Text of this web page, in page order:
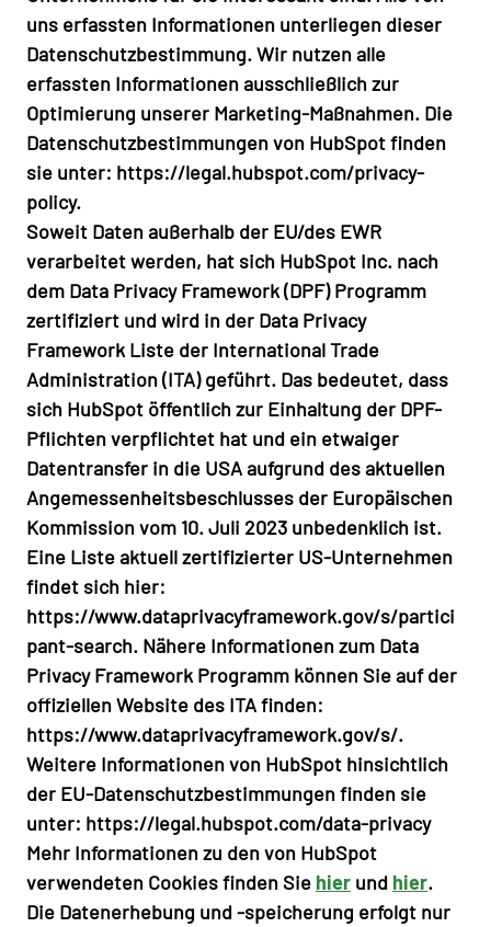
uns erfassten Informationen unterliegen dieser
Datenschutzbestimmung. Wir nutzen alle
erfassten Informationen ausschließlich zur
Optimierung unserer Marketing-Maßnahmen. Die
Datenschutzbestimmungen von HubSpot finden
sie unter: https://legal.hubspot.com/privacy-
policy.
Soweit Daten außerhalb der EU/des EWR
verarbeitet werden, hat sich HubSpot Inc. nach
dem Data Privacy Framework (DPF) Programm
zertifiziert und wird in der Data Privacy
Framework Liste der International Trade
Administration (ITA) geführt. Das bedeutet, dass
sich HubSpot öffentlich zur Einhaltung der DPF-
Pflichten verpflichtet hat und ein etwaiger
Datentransfer in die USA aufgrund des aktuellen
Angemessenheitsbeschlusses der Europäischen
Kommission vom 10. Juli 2023 unbedenklich ist.
Eine Liste aktuell zertifizierter US-Unternehmen
findet sich hier:
https://www.dataprivacyframework.gov/s/partici
pant-search. Nähere Informationen zum Data
Privacy Framework Programm können Sie auf der
offiziellen Website des ITA finden:
https://www.dataprivacyframework.gov/s/.
Weitere Informationen von HubSpot hinsichtlich
der EU-Datenschutzbestimmungen finden sie
unter: https://legal.hubspot.com/data-privacy
Mehr Informationen zu den von HubSpot
verwendeten Cookies finden Sie hier und hier.
Die Datenerhebung und -speicherung erfolgt nur